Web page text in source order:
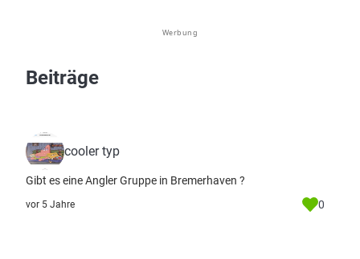
Werbung
Beiträge
cooler typ
Gibt es eine Angler Gruppe in Bremerhaven ?
vor 5 Jahre 0